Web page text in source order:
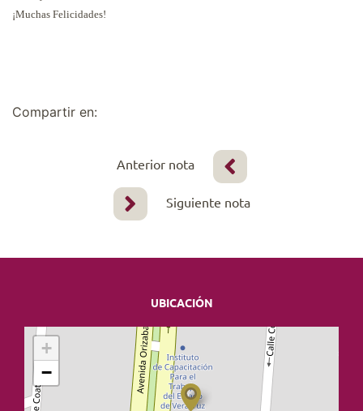
¡Muchas Felicidades!
Compartir en:
Anterior nota
Siguiente nota
UBICACIÓN
+
−